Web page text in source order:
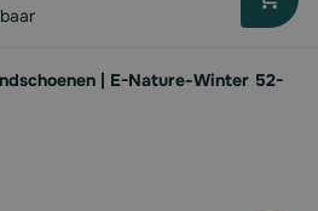
| E-Nature-Winter 52-